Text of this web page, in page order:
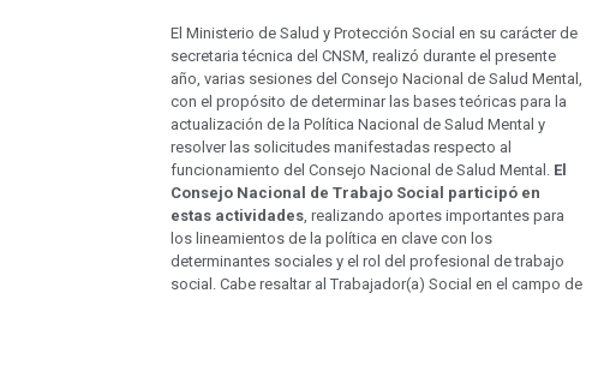
El Ministerio de Salud y Protección Social en su carácter de
secretaria técnica del CNSM, realizó durante el presente
año, varias sesiones del Consejo Nacional de Salud Mental,
con el propósito de determinar las bases teóricas para la
actualización de la Política Nacional de Salud Mental y
resolver las solicitudes manifestadas respecto al
funcionamiento del Consejo Nacional de Salud Mental. El
Consejo Nacional de Trabajo Social participó en
estas actividades, realizando aportes importantes para
los lineamientos de la política en clave con los
determinantes sociales y el rol del profesional de trabajo
social. Cabe resaltar al Trabajador(a) Social en el campo de